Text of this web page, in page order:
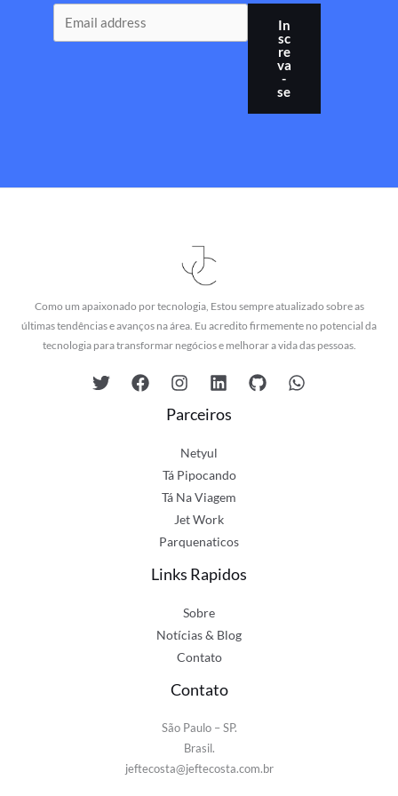
In
sc
re
va
-
se
Como um apaixonado por tecnologia, Estou sempre atualizado sobre as
últimas tendências e avanços na área. Eu acredito firmemente no potencial da
tecnologia para transformar negócios e melhorar a vida das pessoas.
Parceiros
Netyul
Tá Pipocando
Tá Na Viagem
Jet Work
Parquenaticos
Links Rapidos
Sobre
Notícias & Blog
Contato
Contato
São Paulo – SP.
Brasil.
jeftecosta@jeftecosta.com.br